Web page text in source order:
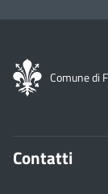
Comune di
Contatti